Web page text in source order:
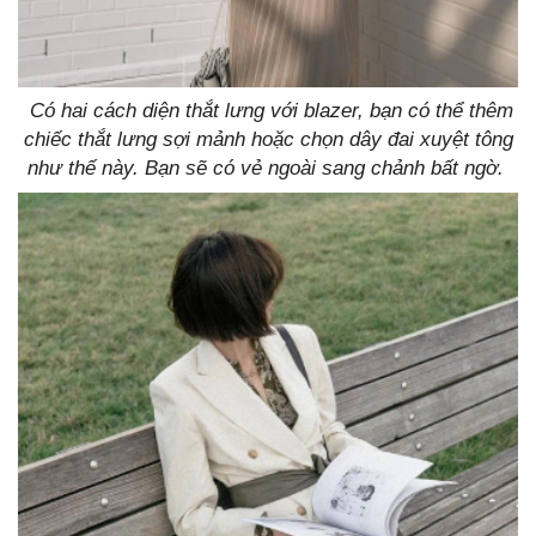
Có hai cách diện thắt lưng với blazer, bạn có thể thêm
chiếc thắt lưng sợi mảnh hoặc chọn dây đai xuyệt tông
như thế này. Bạn sẽ có vẻ ngoài sang chảnh bất ngờ.